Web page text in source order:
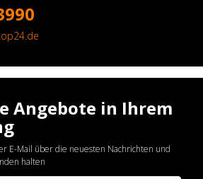
Angebote in Ihrem
E-Mail über die neuesten Nachrichten und
halten